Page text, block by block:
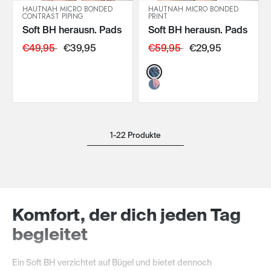
HAUTNAH MICRO BONDED
CONTRAST PIPING
Soft BH herausn. Pads
€49,95 €39,95
HAUTNAH MICRO BONDED
PRINT
Soft BH herausn. Pads
€59,95 €29,95
Color:
1-22 Produkte
Komfort, der dich jeden Tag
begleitet
Ein Soft BH verzichtet auf Bügel und bietet dennoch